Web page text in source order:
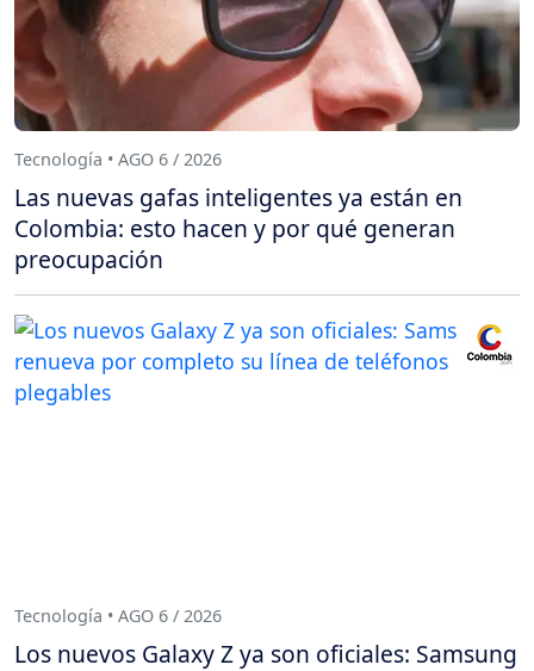
Tecnología • AGO 6 / 2026
Las nuevas gafas inteligentes ya están en
Colombia: esto hacen y por qué generan
preocupación
Tecnología • AGO 6 / 2026
Los nuevos Galaxy Z ya son oficiales: Samsung